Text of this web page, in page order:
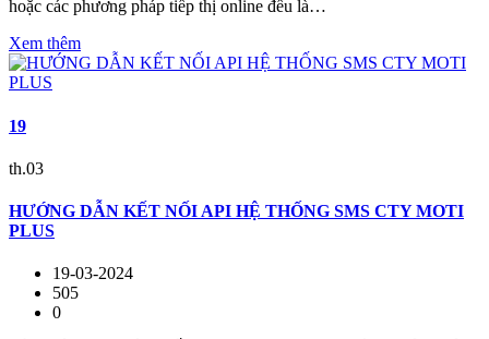
hoặc các phương pháp tiếp thị online đều là…
Xem thêm
19
th.03
HƯỚNG DẪN KẾT NỐI API HỆ THỐNG SMS CTY MOTI
PLUS
19-03-2024
505
0